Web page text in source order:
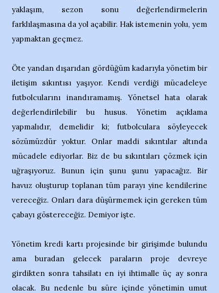
yaklaşım, sezon sonu değerlendirmelerin
farklılaşmasına da yol açabilir. Hak istemenin yolu, yem
yapmaktan geçmez.
Öte yandan dışarıdan gördüğüm kadarıyla yönetim bir
iletişim sıkıntısı yaşıyor. Kendi verdiği mücadeleye
futbolcularını inandıramamış. Yönetsel hata olarak
değerlendirilebilir bu husus. Yönetim açıklama
yapmalıdır, demelidir ki; futbolculara söyleyecek
sözümüzdür yoktur. Onlar maddi sıkıntılar altında
mücadele ediyorlar. Biz de bu sıkıntıları çözmek için
uğraşıyoruz. Bunun için şunu şunu yapacağız. Bir
havuz oluşturup toplanan tüm parayı yine kendilerine
vereceğiz. Onları dara düşürmemek için gereken tüm
çabayı göstereceğiz. Demiyor işte.
Yönetim kredi kartı projesinde bir girişimde bulundu
ama buradan gelecek paraların proje devreye
girdikten sonra tahsilatı en iyi ihtimalle üç ay sonra
olacak. Bu nedenle bu süre içinde yönetimin umut